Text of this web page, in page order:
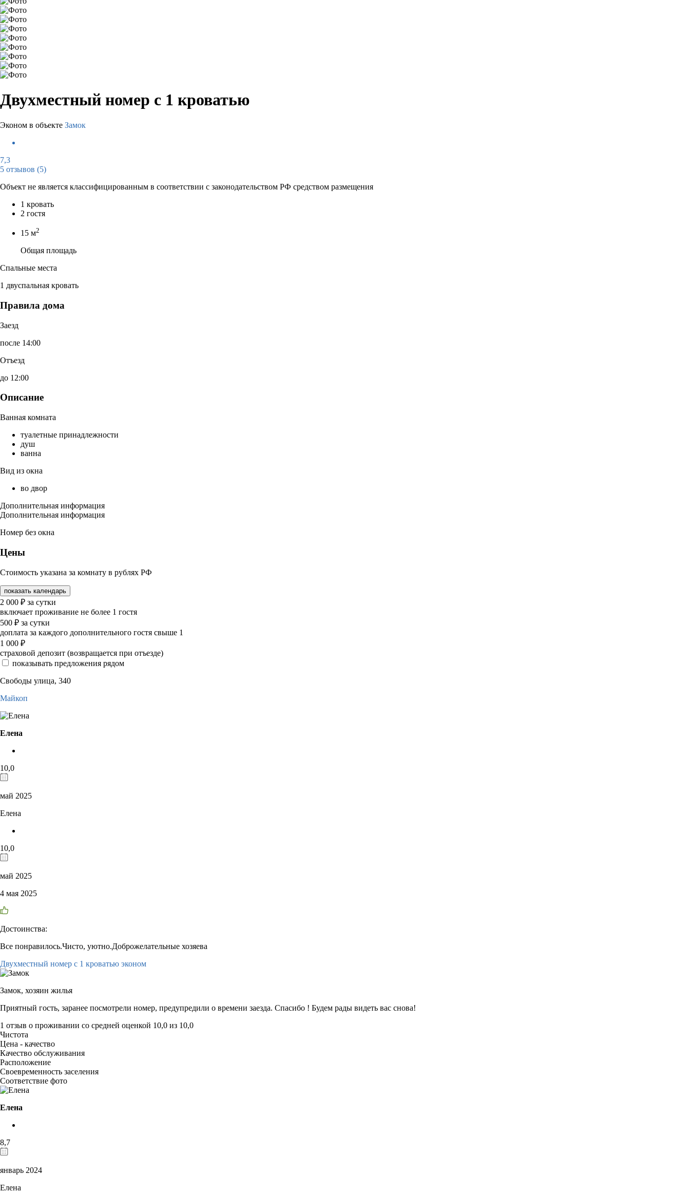
Двухместный номер с 1 кроватью
Эконом в объекте Замок
7,3
5 отзывов (5)
Объект не является классифицированным в соответствии с законодательством РФ средством размещения
1 кровать
2 гостя
15 м2
Общая площадь
Спальные места
1 двуспальная кровать
Правила дома
Заезд
после 14:00
Отъезд
до 12:00
Описание
Ванная комната
туалетные принадлежности
душ
ванна
Вид из окна
во двор
Дополнительная информация
Дополнительная информация
Номер без окна
Цены
Стоимость указана за комнату в рублях РФ
показать календарь
2 000 ₽ за сутки
включает проживание не более 1 гостя
500 ₽ за сутки
доплата за каждого дополнительного гостя свыше 1
1 000 ₽
страховой депозит (возвращается при отъезде)
показывать предложения рядом
Свободы улица, 340
Майкоп
Елена
10,0
май 2025
Елена
10,0
май 2025
4 мая 2025
Достоинства:
Все понравилось.Чисто, уютно.Доброжелательные хозяева
Двухместный номер с 1 кроватью эконом
Замок, хозяин жилья
Приятный гость, заранее посмотрели номер, предупредили о времени заезда. Спасибо ! Будем рады видеть вас снова!
1 отзыв о проживании со средней оценкой 10,0 из 10,0
Чистота
Цена - качество
Качество обслуживания
Расположение
Своевременность заселения
Соответствие фото
Елена
8,7
январь 2024
Елена